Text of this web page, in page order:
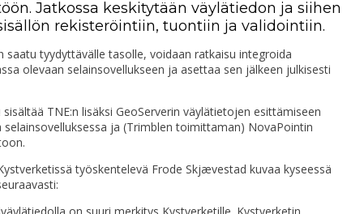
Jatkossa keskitytään väylätiedon ja siihen
rekisteröintiin, tuontiin ja validointiin.
saatu tyydyttävälle tasolle, voidaan ratkaisu integroida
olevaan selainsovellukseen ja asettaa sen jälkeen julkisesti
TNE:n lisäksi GeoServerin väylätietojen esittämiseen
selainsovelluksessa ja (Trimblen toimittaman) NovaPointin
työskentelevä Frode Skjævestad kuvaa kyseessä
on suuri merkitys Kystverketille. Kystverketin